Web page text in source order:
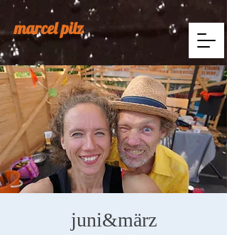
marcel pilz
juni&märz